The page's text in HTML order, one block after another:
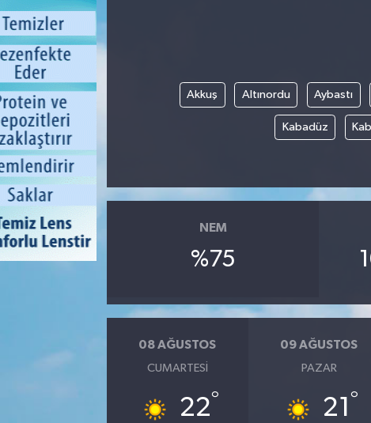
Akkuş Altınordu Aybastı
Kabadüz
NEM
%75
08 AĞUSTOS
CUMARTESI
22°
09 AĞUSTOS
PAZAR
21 °